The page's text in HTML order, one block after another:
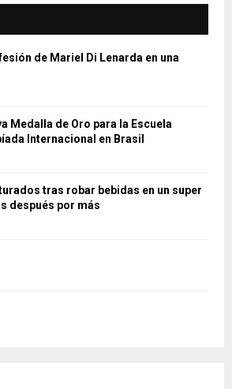
de Mariel Di Lenarda en una
Medalla de Oro para la Escuela
Internacional en Brasil
tras robar bebidas en un super
después por más